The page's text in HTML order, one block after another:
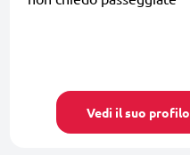
Vedi il suo profilo